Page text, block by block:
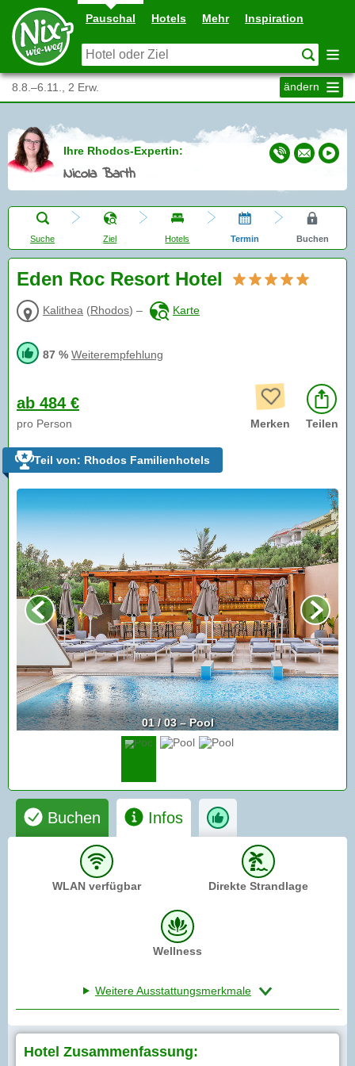
Pauschal Hotels Mehr Inspiration
8.8.–6.11., 2 Erw. ändern
Ihre Rhodos-Expertin:
Nicola Barth
Suche Ziel Hotels Termin Buchen
Eden Roc Resort Hotel
Kalithea (Rhodos) – Karte
87 % Weiterempfehlung
ab 484 €
pro Person Merken Teilen
Teil von: Rhodos Familienhotels
01 / 03 – Pool
Buchen Infos
WLAN verfügbar Direkte Strandlage
Wellness
Weitere Ausstattungsmerkmale
Hotel Zusammenfassung: